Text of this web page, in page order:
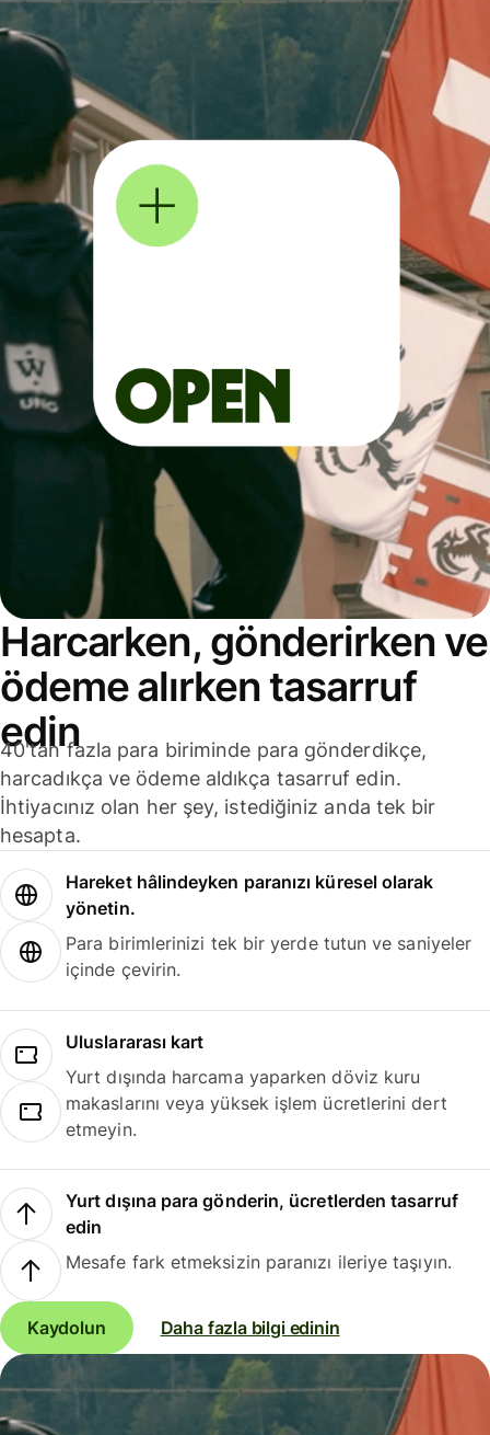
Harcarken, gönderirken ve
ödeme alırken tasarruf
edin
40'tan fazla para biriminde para gönderdikçe,
harcadıkça ve ödeme aldıkça tasarruf edin.
İhtiyacınız olan her şey, istediğiniz anda tek bir
hesapta.
Hareket hâlindeyken paranızı küresel olarak
yönetin.
Para birimlerinizi tek bir yerde tutun ve saniyeler
içinde çevirin.
Uluslararası kart
Yurt dışında harcama yaparken döviz kuru
makaslarını veya yüksek işlem ücretlerini dert
etmeyin.
Yurt dışına para gönderin, ücretlerden tasarruf
edin
Mesafe fark etmeksizin paranızı ileriye taşıyın.
Kaydolun Daha fazla bilgi edinin